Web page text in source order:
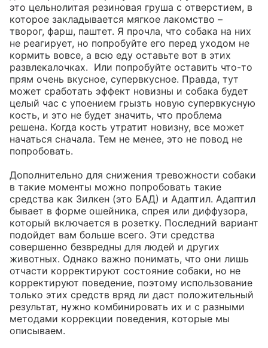
это цельнолитая резиновая груша с отверстием, в
которое закладывается мягкое лакомство –
творог, фарш, паштет. Я прочла, что собака на них
не реагирует, но попробуйте его перед уходом не
кормить вовсе, а всю еду оставьте вот в этих
развлекалочках.  Или попробуйте оставить что-то
прям очень вкусное, супервкусное. Правда, тут
может сработать эффект новизны и собака будет
целый час с упоением грызть новую супервкусную
кость, и это не будет значить, что проблема
решена. Когда кость утратит новизну, все может
начаться сначала. Тем не менее, это не повод не
попробовать.
Дополнительно для снижения тревожности собаки
в такие моменты можно попробовать такие
средства как Зилкен (это БАД) и Адаптил. Адаптил
бывает в форме ошейника, спрея или диффузора,
который включается в розетку. Последний вариант
подойдет вам больше всего. Эти средства
совершенно безвредны для людей и других
животных. Однако важно понимать, что они лишь
отчасти корректируют состояние собаки, но не
корректируют поведение, поэтому использование
только этих средств вряд ли даст положительный
результат, нужно комбинировать их и с разными
методами коррекции поведения, которые мы
описываем.